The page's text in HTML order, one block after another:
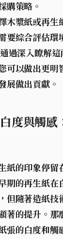
購策略。
木漿紙或再生
要綜合評估
過深入瞭解
可以做出更明
展做出貢獻。
度與觸感
紙的印象停留
期的再生紙在
但隨著造紙技
著的提升。那
張的白度和觸